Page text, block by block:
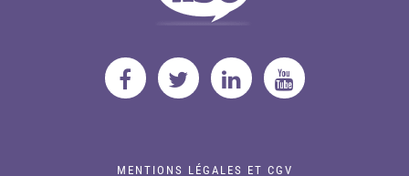
MENTIONS LÉGALES ET CGV